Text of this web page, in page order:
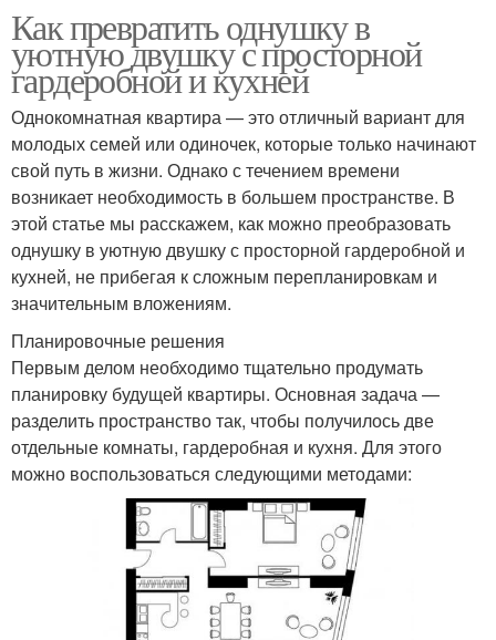
Как превратить однушку в
уютную двушку с просторной
гардеробной и кухней
Однокомнатная квартира — это отличный вариант для
молодых семей или одиночек, которые только начинают
свой путь в жизни. Однако с течением времени
возникает необходимость в большем пространстве. В
этой статье мы расскажем, как можно преобразовать
однушку в уютную двушку с просторной гардеробной и
кухней, не прибегая к сложным перепланировкам и
значительным вложениям.
Планировочные решения
Первым делом необходимо тщательно продумать
планировку будущей квартиры. Основная задача —
разделить пространство так, чтобы получилось две
отдельные комнаты, гардеробная и кухня. Для этого
можно воспользоваться следующими методами: